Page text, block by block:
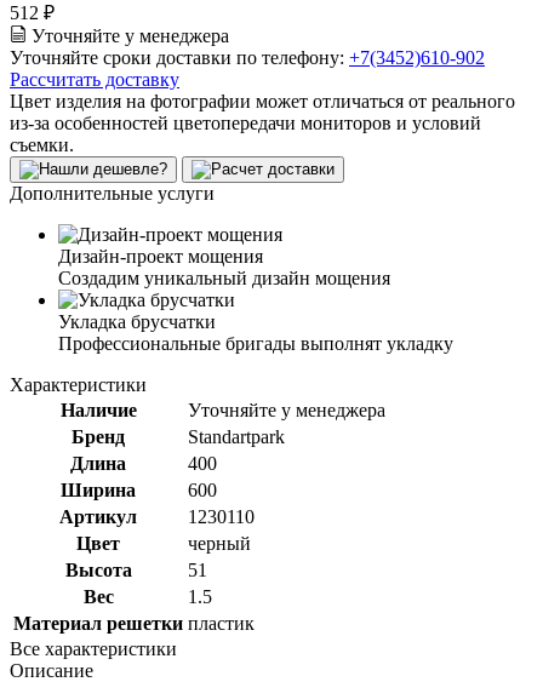
512 ₽
Уточняйте у менеджера
Уточняйте сроки доставки по телефону: +7(3452)610-902
Рассчитать доставку
Цвет изделия на фотографии может отличаться от реального
из-за особенностей цветопередачи мониторов и условий
съемки.
Дополнительные услуги
Дизайн-проект мощения
Создадим уникальный дизайн мощения
Укладка брусчатки
Профессиональные бригады выполнят укладку
Характеристики
Наличие
Уточняйте у менеджера
Бренд
Standartpark
Длина
400
Ширина
600
Артикул
1230110
Цвет
черный
Высота
51
Вес
1.5
Материал решетки пластик
Все характеристики
Описание